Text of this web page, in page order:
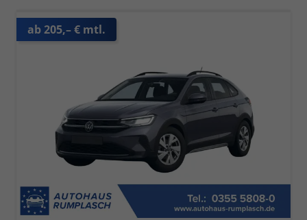
ab 205,– € mtl.